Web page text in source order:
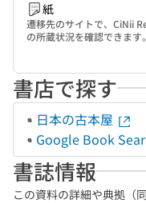
紙
遷移先のサイトで、CiNii
の所蔵状況を確認できます。
書店で探す
日本の古本屋
Google Book
書誌情報
この資料の詳細や典拠（